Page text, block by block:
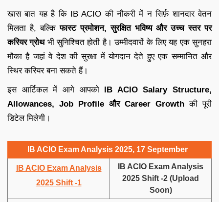
खास बात यह है कि IB ACIO की नौकरी में न सिर्फ़ शानदार वेतन
मिलता है, बल्किफास्ट प्रमोशन, सुरक्षित भविष्य और उच्च स्तर पर
करियर ग्रोथभी सुनिश्चित होती है। उम्मीदवारों के लिए यह एक सुनहरा
मौका है जहां वे देश की सुरक्षा में योगदान देते हुए एक सम्मानित और
स्थिर करियर बना सकते हैं।
इस आर्टिकल में आगे आपको IB ACIO Salary Structure,
Allowances, Job Profile और Career Growth की पूरी
डिटेल मिलेगी।
IB ACIO Exam Analysis 2025, 17 September
IB ACIO Exam Analysis
2025 Shift -1
IB ACIO Exam Analysis
2025 Shift -2 (Upload
Soon)